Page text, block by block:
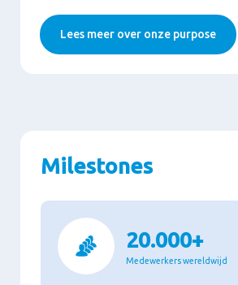
Lees meer over onze purpose
Milestones
20.000+
Medewerkers wereldwijd